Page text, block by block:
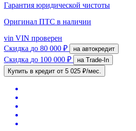
Гарантия юридической чистоты
Оригинал ПТС в наличии
vin VIN проверен
Скидка до 80 000 ₽ на автокредит
Скидка до 100 000 ₽
на Trade-In
Купить в кредит от 5 025 ₽/мес.